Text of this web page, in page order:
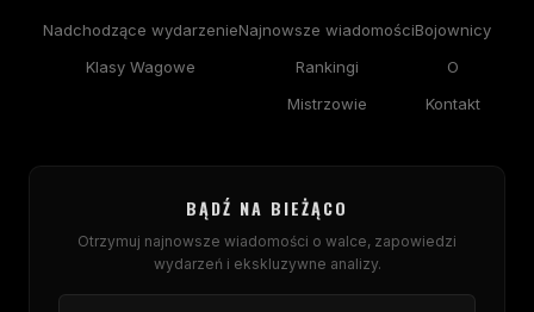
Nadchodzące wydarzenie
Klasy Wagowe
Najnowsze wiadomości
Rankingi
Mistrzowie
Bojownicy
O
Kontakt
BĄDŹ NA BIEŻĄCO
Otrzymuj najnowsze wiadomości o walce, zapowiedzi
wydarzeń i ekskluzywne analizy.